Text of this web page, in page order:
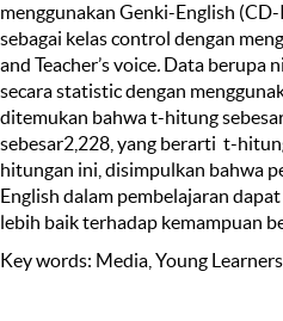
menggunakan Genki-English
sebagai kelas control dengan
and Teacher’s voice. Data berupa
secara statistic dengan
ditemukan bahwa t-hitung
sebesar2,228, yang berarti t-
hitungan ini, disimpulkan bahwa
English dalam pembelajaran
lebih baik terhadap kemampuan
Key words: Media, Young